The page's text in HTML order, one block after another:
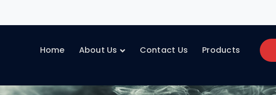
Home About Us Contact Us Products